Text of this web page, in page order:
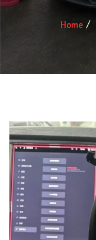
Home